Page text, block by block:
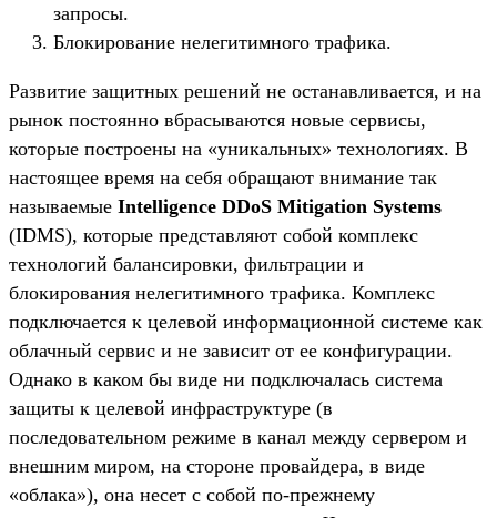
запросы.
Блокирование нелегитимного трафика.
Развитие защитных решений не останавливается, и на
рынок постоянно вбрасываются новые сервисы,
которые построены на «уникальных» технологиях. В
настоящее время на себя обращают внимание так
называемые Intelligence DDoS Mitigation Systems
(IDMS), которые представляют собой комплекс
технологий балансировки, фильтрации и
блокирования нелегитимного трафика. Комплекс
подключается к целевой информационной системе как
облачный сервис и не зависит от ее конфигурации.
Однако в каком бы виде ни подключалась система
защиты к целевой инфраструктуре (в
последовательном режиме в канал между сервером и
внешним миром, на стороне провайдера, в виде
«облака»), она несет с собой по-прежнему